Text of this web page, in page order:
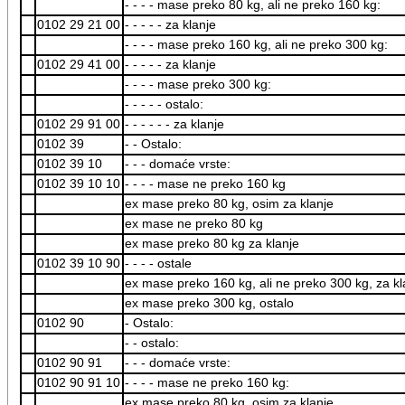
- - - - mase preko 80 kg, ali ne preko 160 kg:
0102 29 21 00 - - - - - za klanje
- - - - mase preko 160 kg, ali ne preko 300 kg:
0102 29 41 00 - - - - - za klanje
- - - - mase preko 300 kg:
- - - - - ostalo:
0102 29 91 00 - - - - - - za klanje
0102 39
- - Ostalo:
0102 39 10
- - - domaće vrste:
0102 39 10 10 - - - - mase ne preko 160 kg
ex mase preko 80 kg, osim za klanje
ex mase ne preko 80 kg
ex mase preko 80 kg za klanje
0102 39 10 90 - - - - ostale
ex mase preko 160 kg, ali ne preko 300 kg, za
ex mase preko 300 kg, ostalo
0102 90
- Ostalo:
- - ostalo:
0102 90 91
- - - domaće vrste:
0102 90 91 10 - - - - mase ne preko 160 kg: